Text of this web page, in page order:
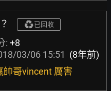
已回收
: +8
03/06 15:51 (8年前)
帥哥vincent 厲害